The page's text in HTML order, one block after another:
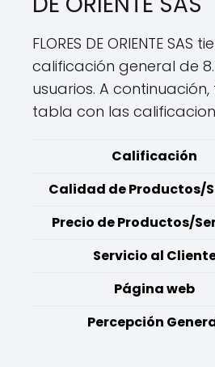
FLORES DE ORIENTE SAS
calificación general de
usuarios. A
tabla con las
Calificación
Calidad de Productos/
Precio de Productos/
Servicio al
Página web
Percepción